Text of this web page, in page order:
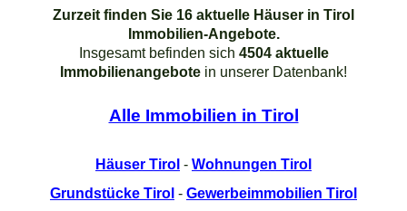
Zurzeit finden Sie 16 aktuelle Häuser in Tirol
Immobilien-Angebote.
Insgesamt befinden sich 4504 aktuelle
Immobilienangebote in unserer Datenbank!
Alle Immobilien in Tirol
Häuser Tirol - Wohnungen Tirol
Grundstücke Tirol - Gewerbeimmobilien Tirol